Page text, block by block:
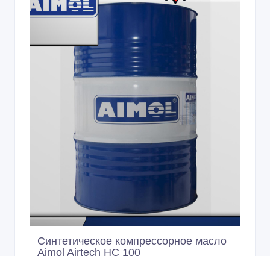
Синтетическое компрессорное масло
Aimol Airtech HC 100